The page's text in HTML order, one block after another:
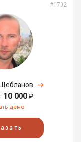
#1702
10 000₽
демо